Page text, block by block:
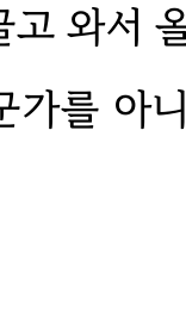
와서
가를 아